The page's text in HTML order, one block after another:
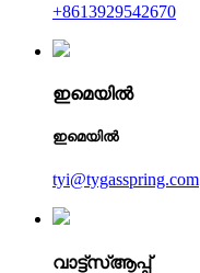
+8613929542670
ഇമെയിൽ
ഇമെയിൽ
tyi@tygasspring.com
വാട്ട്‌സ്ആപ്പ്